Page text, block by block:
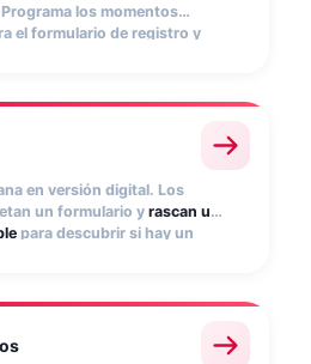
los momentos
el formulario de registro y
en versión digital. Los
un formulario y rascan una
para descubrir si hay un